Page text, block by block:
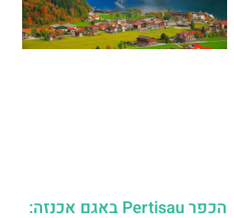
הכפר Pertisau באגם אכנזה: